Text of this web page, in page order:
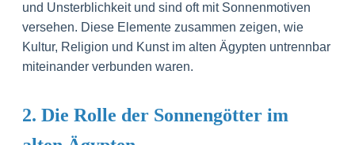
und Unsterblichkeit und sind oft mit Sonnenmotiven
versehen. Diese Elemente zusammen zeigen, wie
Kultur, Religion und Kunst im alten Ägypten untrennbar
miteinander verbunden waren.
2. Die Rolle der Sonnengötter im